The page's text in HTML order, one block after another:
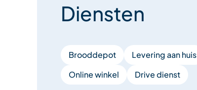
Diensten
Brooddepot Levering aan huis
Online winkel
Drive dienst